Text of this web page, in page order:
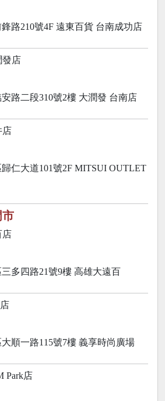
路210號4F 遠東百貨 台南成功店
發店
路二段310號2樓 大潤發 台南店
店
仁大道101號2F MITSUI OUTLET
市
店
多四路21號9樓 高雄大遠百
順一路115號7樓 義享時尚廣場
Park店